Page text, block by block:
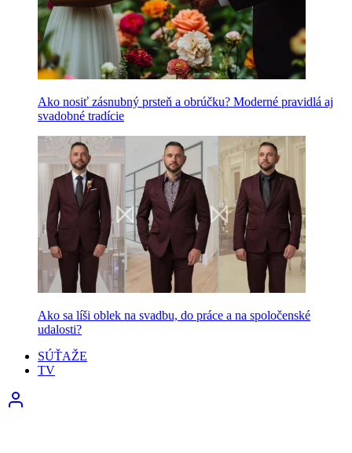
Ako nosiť zásnubný prsteň a obrúčku? Moderné pravidlá aj
svadobné tradície
Ako sa líši oblek na svadbu, do práce a na spoločenské
udalosti?
SÚŤAŽE
TV